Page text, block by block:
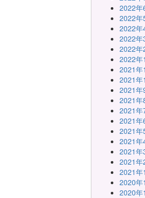
2022年
2022年
2022年
2022年
2022年
2022年
2021年
2021年
2021年
2021年
2021年
2021年
2021年
2021年
2021年
2021年
2021年
2020年
2020年